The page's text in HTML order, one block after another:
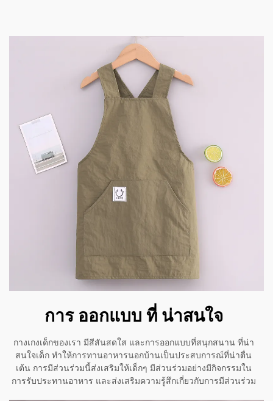
การ ออกแบบ ที่ น่าสนใจ
กางเกงเด็กของเรา มีสีสันสดใส และการออกแบบที่สนุกสนาน ที่น่า
สนใจเด็ก ทําให้การทานอาหารนอกบ้านเป็นประสบการณ์ที่น่าตื่น
เต้น การมีส่วนร่วมนี้ส่งเสริมให้เด็กๆ มีส่วนร่วมอย่างมีกิจกรรมใน
การรับประทานอาหาร และส่งเสริมความรู้สึกเกี่ยวกับการมีส่วนร่วม